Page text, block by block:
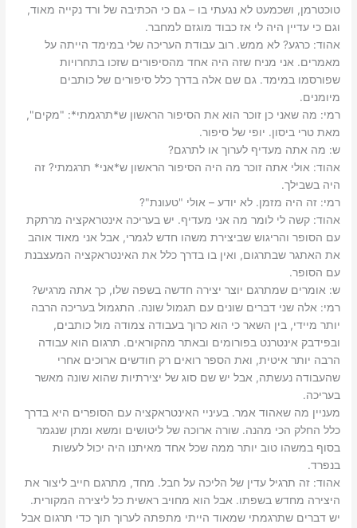
טוכטרמן, ושכמעט לא נגעתי בו – גם כי הכתיבה של ורד נקייה מאוד,
וגם כי עדיין היה לי אז כבוד מוגזם למחבר.‬
אהוד: ‫כרגע? לא ממש. רוב עבודת העריכה שלי במימד הייתה על
מאמרים. אני מניח שזה היה אחד מהסיפורים שזכו בתחרויות
שפורסמו במימד.‬ ‫גם שם אלה בדרך כלל סיפורים של כותבים
מיומנים.‬
רמי: ‫מה שאני כן זוכר הוא את הסיפור הראשון ש*תרגמתי*: "מקים",
מאת טרי ביסון. יופי של סיפור.‬
ש: ‫מה אתה מעדיף לערוך או לתרגם?‬
אהוד: ‫אולי אתה זוכר מה היה הסיפור הראשון ש*אני* תרגמתי? זה
היה בשבילך.‬
רמי: ‫זה היה מזמן. לא יודע – אולי "טעונת"?‬
אהוד: ‫קשה לי לומר מה אני מעדיף. יש בעריכה אינטראקציה מרתקת
עם הסופר והריגוש שביצירת משהו חדש לגמרי, אבל אני מאוד אוהב
את האתגר שבתרגום, ואין בו בדרך כלל את האינטראקציה המעצבנת
עם הסופר.‬
ש: ‫אומרים שמתרגם יוצר יצירה חדשה בשפה שלו, כך אתה מרגיש?‬
רמי: ‫אלה שני דברים שונים עם תגמול שונה. התגמול בעריכה הרבה
יותר מיידי, בין השאר כי הוא כרוך בעבודה צמודה מול כותבים,
ובפידבק אינטרנט בפורומים ובאתר מהקוראים. תרגום הוא עבודה
הרבה יותר איטית, ואת הספר רואים רק חודשים ארוכים אחרי
שהעבודה נעשתה, אבל יש שם סוג של יצירתיות שהוא שונה מאשר
בעריכה.‬
‫מעניין מה שאהוד אמר. בעיניי האינטראקציה עם הסופרים היא בדרך
כלל החלק הכי מהנה. שורה ארוכה של ליטושים ומשא ומתן שנגמר
בסוף במשהו טוב יותר ממה שכל אחד מאיתנו היה יכול לעשות
בנפרד.‬
אהוד: ‫זה תרגיל עדין של הליכה על חבל. מחד, מתרגם חייב ליצור את
היצירה מחדש בשפתו. אבל הוא מחויב ראשית כל ליצירה המקורית.
יש דברים שתרגמתי שמאוד הייתי מתפתה לערוך תוך כדי תרגום אבל